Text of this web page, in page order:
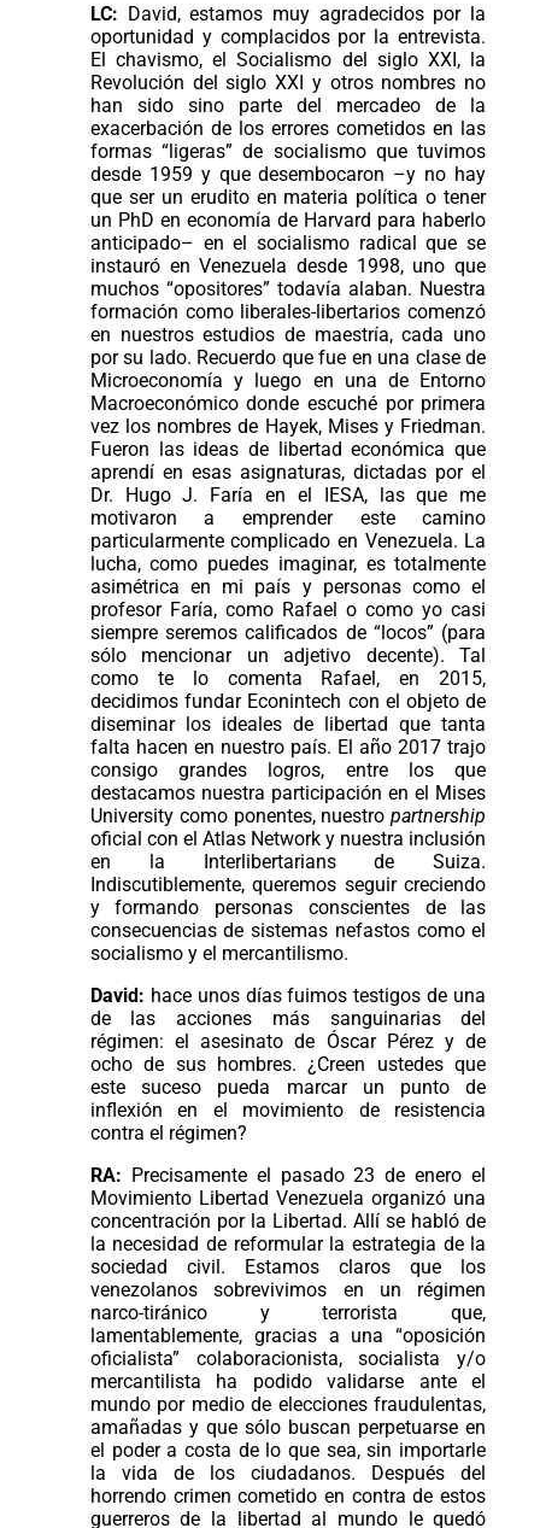
LC: David, estamos muy agradecidos por la
oportunidad y complacidos por la entrevista.
El chavismo, el Socialismo del siglo XXI, la
Revolución del siglo XXI y otros nombres no
han sido sino parte del mercadeo de la
exacerbación de los errores cometidos en las
formas “ligeras” de socialismo que tuvimos
desde 1959 y que desembocaron –y no hay
que ser un erudito en materia política o tener
un PhD en economía de Harvard para haberlo
anticipado– en el socialismo radical que se
instauró en Venezuela desde 1998, uno que
muchos “opositores” todavía alaban. Nuestra
formación como liberales-libertarios comenzó
en nuestros estudios de maestría, cada uno
por su lado. Recuerdo que fue en una clase de
Microeconomía y luego en una de Entorno
Macroeconómico donde escuché por primera
vez los nombres de Hayek, Mises y Friedman.
Fueron las ideas de libertad económica que
aprendí en esas asignaturas, dictadas por el
Dr. Hugo J. Faría en el IESA, las que me
motivaron a emprender este camino
particularmente complicado en Venezuela. La
lucha, como puedes imaginar, es totalmente
asimétrica en mi país y personas como el
profesor Faría, como Rafael o como yo casi
siempre seremos calificados de “locos” (para
sólo mencionar un adjetivo decente). Tal
como te lo comenta Rafael, en 2015,
decidimos fundar Econintech con el objeto de
diseminar los ideales de libertad que tanta
falta hacen en nuestro país. El año 2017 trajo
consigo grandes logros, entre los que
destacamos nuestra participación en el Mises
University como ponentes, nuestropartnership
oficial con el Atlas Network y nuestra inclusión
en la Interlibertarians de Suiza.
Indiscutiblemente, queremos seguir creciendo
y formando personas conscientes de las
consecuencias de sistemas nefastos como el
socialismo y el mercantilismo.
David: hace unos días fuimos testigos de una
de las acciones más sanguinarias del
régimen: el asesinato de Óscar Pérez y de
ocho de sus hombres. ¿Creen ustedes que
este suceso pueda marcar un punto de
inflexión en el movimiento de resistencia
contra el régimen?
RA: Precisamente el pasado 23 de enero el
Movimiento Libertad Venezuela organizó una
concentración por la Libertad. Allí se habló de
la necesidad de reformular la estrategia de la
sociedad civil. Estamos claros que los
venezolanos sobrevivimos en un régimen
narco-tiránico y terrorista que,
lamentablemente, gracias a una “oposición
oficialista” colaboracionista, socialista y/o
mercantilista ha podido validarse ante el
mundo por medio de elecciones fraudulentas,
amañadas y que sólo buscan perpetuarse en
el poder a costa de lo que sea, sin importarle
la vida de los ciudadanos. Después del
horrendo crimen cometido en contra de estos
guerreros de la libertad al mundo le quedó